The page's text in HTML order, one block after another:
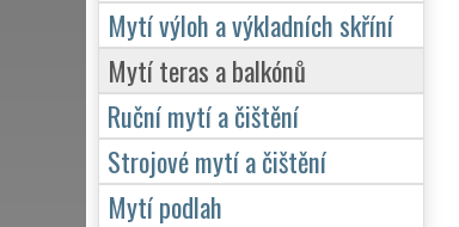
Mytí výloh a výkladních skříní
Mytí teras a balkónů
Ruční mytí a čištění
Strojové mytí a čištění
Mytí podlah